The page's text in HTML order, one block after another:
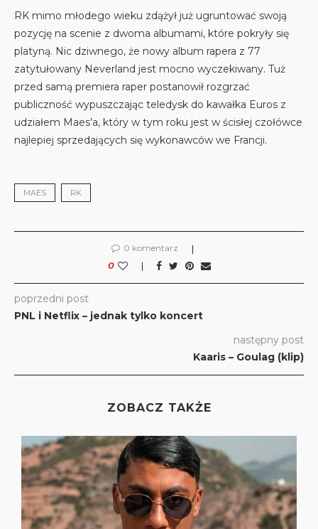
RK mimo młodego wieku zdążył już ugruntować swoją
pozycję na scenie z dwoma albumami, które pokryły się
platyną. Nic dziwnego, że nowy album rapera z 77
zatytułowany Neverland jest mocno wyczekiwany. Tuż
przed samą premiera raper postanowił rozgrzać
publiczność wypuszczając teledysk do kawałka Euros z
udziałem Maes’a, który w tym roku jest w ścisłej czołówce
najlepiej sprzedających się wykonawców we Francji.
MAES RK
0 komentarz
0
poprzedni post
PNL i Netflix – jednak tylko koncert
następny post
Kaaris – Goulag (klip)
ZOBACZ TAKŻE